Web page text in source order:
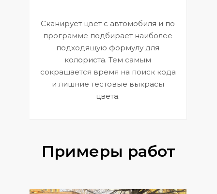
Сканирует цвет с автомобиля и по
программе подбирает наиболее
подходящую формулу для
колориста. Тем самым
сокращается время на поиск кода
и лишние тестовые выкрасы
цвета.
Примеры работ